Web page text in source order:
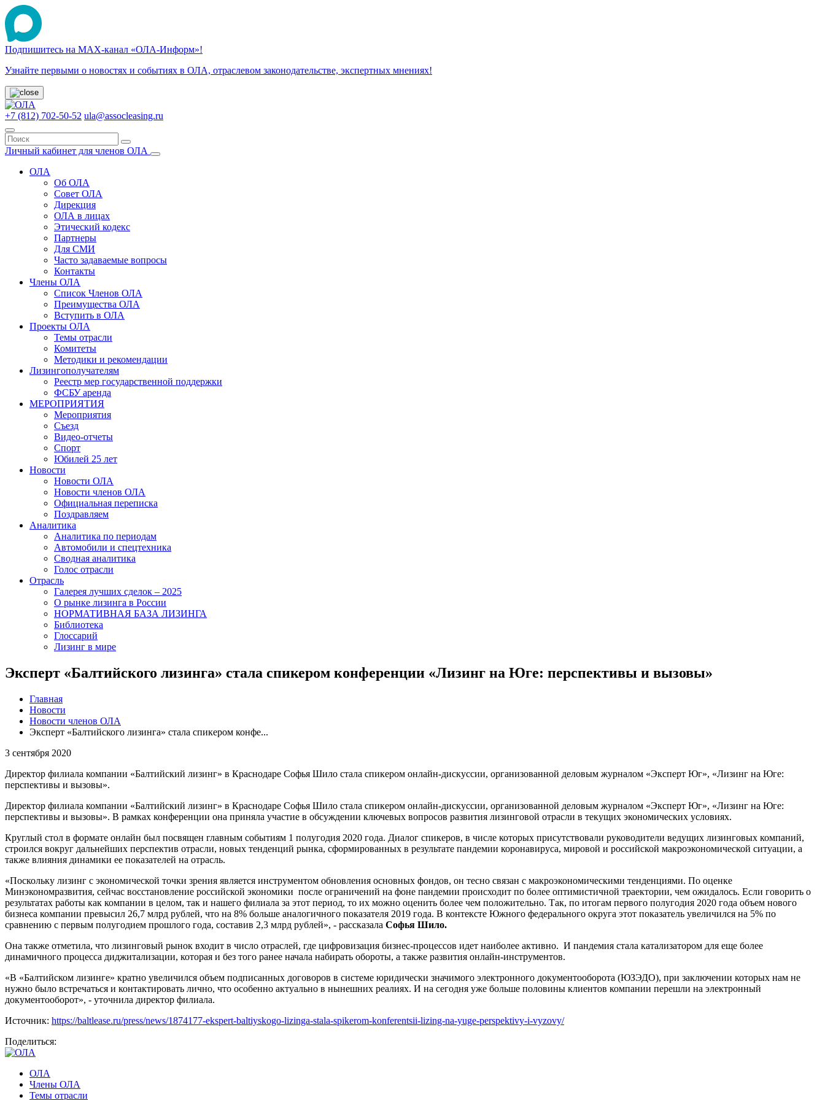
Подпишитесь на МАХ-канал «ОЛА-Информ»!
Узнайте первыми о новостях и событиях в ОЛА, отраслевом законодательстве, экспертных мнениях!
+7 (812) 702-50-52 ula@assocleasing.ru
Личный кабинет для членов ОЛА
ОЛА
Об ОЛА
Совет ОЛА
Дирекция
ОЛА в лицах
Этический кодекс
Партнеры
Для СМИ
Часто задаваемые вопросы
Контакты
Члены ОЛА
Список Членов ОЛА
Преимущества ОЛА
Вступить в ОЛА
Проекты ОЛА
Темы отрасли
Комитеты
Методики и рекомендации
Лизингополучателям
Реестр мер государственной поддержки
ФСБУ аренда
МЕРОПРИЯТИЯ
Мероприятия
Съезд
Видео-отчеты
Спорт
Юбилей 25 лет
Новости
Новости ОЛА
Новости членов ОЛА
Официальная переписка
Поздравляем
Аналитика
Аналитика по периодам
Автомобили и спецтехника
Сводная аналитика
Голос отрасли
Отрасль
Галерея лучших сделок – 2025
О рынке лизинга в России
НОРМАТИВНАЯ БАЗА ЛИЗИНГА
Библиотека
Глоссарий
Лизинг в мире
Эксперт «Балтийского лизинга» стала спикером конференции «Лизинг на Юге: перспективы и вызовы»
Главная
Новости
Новости членов ОЛА
Эксперт «Балтийского лизинга» стала спикером конфе...
3 сентября 2020
Директор филиала компании «Балтийский лизинг» в Краснодаре Софья Шило стала спикером онлайн-дискуссии, организованной деловым журналом «Эксперт Юг», «Лизинг на Юге:
перспективы и вызовы».
Директор филиала компании «Балтийский лизинг» в Краснодаре Софья Шило стала спикером онлайн-дискуссии, организованной деловым журналом «Эксперт Юг», «Лизинг на Юге:
перспективы и вызовы». В рамках конференции она приняла участие в обсуждении ключевых вопросов развития лизинговой отрасли в текущих экономических условиях.
Круглый стол в формате онлайн был посвящен главным событиям 1 полугодия 2020 года. Диалог спикеров, в числе которых присутствовали руководители ведущих лизинговых компаний,
строился вокруг дальнейших перспектив отрасли, новых тенденций рынка, сформированных в результате пандемии коронавируса, мировой и российской макроэкономической ситуации, а
также влияния динамики ее показателей на отрасль.
«Поскольку лизинг с экономической точки зрения является инструментом обновления основных фондов, он тесно связан с макроэкономическими тенденциями. По оценке
Минэкономразвития, сейчас восстановление российской экономики после ограничений на фоне пандемии происходит по более оптимистичной траектории, чем ожидалось. Если говорить о
результатах работы как компании в целом, так и нашего филиала за этот период, то их можно оценить более чем положительно. Так, по итогам первого полугодия 2020 года объем нового
бизнеса компании превысил 26,7 млрд рублей, что на 8% больше аналогичного показателя 2019 года. В контексте Южного федерального округа этот показатель увеличился на 5% по
сравнению с первым полугодием прошлого года, составив 2,3 млрд рублей», - рассказала Софья Шило.
Она также отметила, что лизинговый рынок входит в число отраслей, где цифровизация бизнес-процессов идет наиболее активно. И пандемия стала катализатором для еще более
динамичного процесса диджитализации, которая и без того ранее начала набирать обороты, а также развития онлайн-инструментов.
«В «Балтийском лизинге» кратно увеличился объем подписанных договоров в системе юридически значимого электронного документооборота (ЮЗЭДО), при заключении которых нам не
нужно было встречаться и контактировать лично, что особенно актуально в нынешних реалиях. И на сегодня уже больше половины клиентов компании перешли на электронный
документооборот», - уточнила директор филиала.
Источник: https://baltlease.ru/press/news/1874177-ekspert-baltiyskogo-lizinga-stala-spikerom-konferentsii-lizing-na-yuge-perspektivy-i-vyzovy/
Поделиться:
ОЛА
Члены ОЛА
Темы отрасли